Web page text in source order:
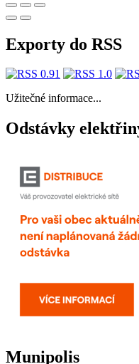
Exporty do RSS
Užitečné informace...
Odstávky
Munipolis